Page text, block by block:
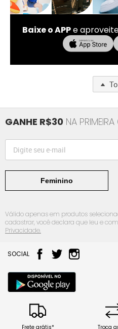
Baixe o APPe
GANHE R$30 NA
Feminino
Válido apenas em produtos
cadastrar, você declara que leu e
Privacidade.
SOCIAL
Frete grátis* Troca